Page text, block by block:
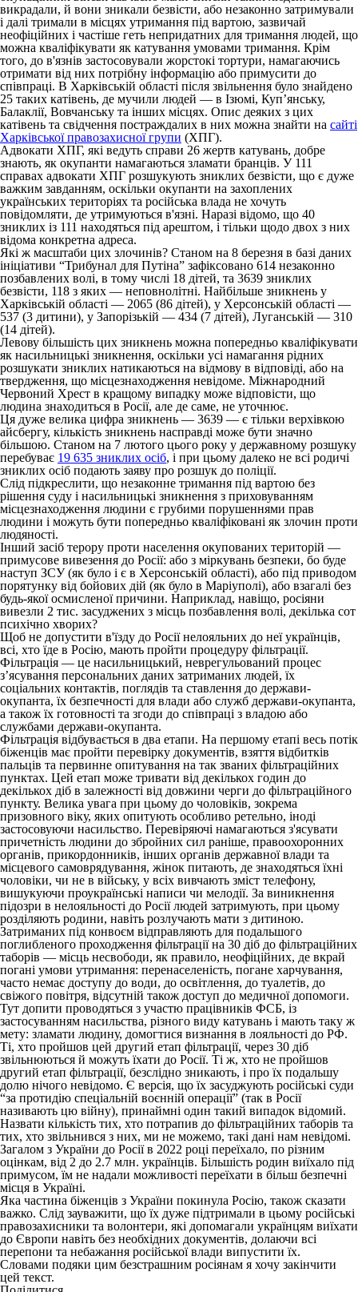
викрадали, й вони зникали безвісти, або незаконно затримували
і далі тримали в місцях утримання під вартою, зазвичай
неофіційних і частіше геть непридатних для тримання людей, що
можна кваліфікувати як катування умовами тримання. Крім
того, до в'язнів застосовували жорстокі тортури, намагаючись
отримати від них потрібну інформацію або примусити до
співпраці. В Харківській області після звільнення було знайдено
25 таких катівень, де мучили людей — в Ізюмі, Куп’янську,
Балаклії, Вовчанську та інших місцях. Опис деяких з цих
катівень та свідчення постраждалих в них можна знайти на сайті
Харківської правозахисної групи (ХПГ).
Адвокати ХПГ, які ведуть справи 26 жертв катувань, добре
знають, як окупанти намагаються зламати бранців. У 111
справах адвокати ХПГ розшукують зниклих безвісти, що є дуже
важким завданням, оскільки окупанти на захоплених
українських територіях та російська влада не хочуть
повідомляти, де утримуються в'язні. Наразі відомо, що 40
зниклих із 111 находяться під арештом, і тільки щодо двох з них
відома конкретна адреса.
Які ж масштаби цих злочинів? Станом на 8 березня в базі даних
ініціативи “Трибунал для Путіна” зафіксовано 614 незаконно
позбавлених волі, в тому числі 18 дітей, та 3639 зниклих
безвісти, 118 з яких — неповнолітні. Найбільше зникнень у
Харківській області — 2065 (86 дітей), у Херсонській області —
537 (3 дитини), у Запорізькій — 434 (7 дітей), Луганській — 310
(14 дітей).
Левову більшість цих зникнень можна попередньо кваліфікувати
як насильницькі зникнення, оскільки усі намагання рідних
розшукати зниклих натикаються на відмову в відповіді, або на
твердження, що місцезнаходження невідоме. Міжнародний
Червоний Хрест в кращому випадку може відповісти, що
людина знаходиться в Росії, але де саме, не уточнює.
Ця дуже велика цифра зникнень — 3639 — є тільки верхівкою
айсбергу, кількість зникнень насправді може бути значно
більшою. Станом на 7 лютого цього року у державному розшуку
перебуває 19 635 зниклих осіб, і при цьому далеко не всі родичі
зниклих осіб подають заяву про розшук до поліції.
Слід підкреслити, що незаконне тримання під вартою без
рішення суду і насильницькі зникнення з приховуванням
місцезнаходження людини є грубими порушеннями прав
людини і можуть бути попередньо кваліфіковані як злочин проти
людяності.
Інший засіб терору проти населення окупованих територій —
примусове вивезення до Росії: або з міркувань безпеки, бо буде
наступ ЗСУ (як було і є в Херсонській області), або під приводом
порятунку від бойових дій (як було в Маріуполі), або взагалі без
будь-якої осмисленої причини. Наприклад, навіщо, росіяни
вивезли 2 тис. засуджених з місць позбавлення волі, декілька сот
психічно хворих?
Щоб не допустити в'їзду до Росії нелояльних до неї українців,
всі, хто їде в Росію, мають пройти процедуру фільтрації.
Фільтрація — це насильницький, неврегульований процес
з’ясування персональних даних затриманих людей, їх
соціальних контактів, поглядів та ставлення до держави-
окупанта, їх безпечності для влади або служб держави-окупанта,
а також їх готовності та згоди до співпраці з владою або
службами держави-окупанта.
Фільтрація відбувається в два етапи. На першому етапі весь потік
біженців має пройти перевірку документів, взяття відбитків
пальців та первинне опитування на так званих фільтраційних
пунктах. Цей етап може тривати від декількох годин до
декількох діб в залежності від довжини черги до фільтраційного
пункту. Велика увага при цьому до чоловіків, зокрема
призовного віку, яких опитують особливо ретельно, іноді
застосовуючи насильство. Перевіряючі намагаються з'ясувати
причетність людини до збройних сил раніше, правоохоронних
органів, прикордонників, інших органів державної влади та
місцевого самоврядування, жінок питають, де знаходяться їхні
чоловіки, чи не в війську, у всіх вивчають зміст телефону,
вишукуючи проукраїнські написи чи мелодії. За виникнення
підозри в нелояльності до Росії людей затримують, при цьому
розділяють родини, навіть розлучають мати з дитиною.
Затриманих під конвоєм відправляють для подальшого
поглибленого проходження фільтрації на 30 діб до фільтраційних
таборів — місць несвободи, як правило, неофіційних, де вкрай
погані умови утримання: перенаселеність, погане харчування,
часто немає доступу до води, до освітлення, до туалетів, до
свіжого повітря, відсутній також доступ до медичної допомоги.
Тут допити проводяться з участю працівників ФСБ, із
застосуванням насильства, різного виду катувань і мають таку ж
мету: зламати людину, домогтися визнання в лояльності до РФ.
Ті, хто пройшов цей другий етап фільтрації, через 30 діб
звільнюються й можуть їхати до Росії. Ті ж, хто не пройшов
другий етап фільтрації, безслідно зникають, і про їх подальшу
долю нічого невідомо. Є версія, що їх засуджують російські суди
“за протидію спеціальній воєнній операції” (так в Росії
називають цю війну), принаймні один такий випадок відомий.
Назвати кількість тих, хто потрапив до фільтраційних таборів та
тих, хто звільнився з них, ми не можемо, такі дані нам невідомі.
Загалом з України до Росії в 2022 році переїхало, по різним
оцінкам, від 2 до 2.7 млн. українців. Більшість родин виїхало під
примусом, їм не надали можливості переїхати в більш безпечні
місця в Україні.
Яка частина біженців з України покинула Росію, також сказати
важко. Слід зауважити, що їх дуже підтримали в цьому російські
правозахисники та волонтери, які допомагали українцям виїхати
до Європи навіть без необхідних документів, долаючи всі
перепони та небажання російської влади випустити їх.
Словами подяки цим безстрашним росіянам я хочу закінчити
цей текст.